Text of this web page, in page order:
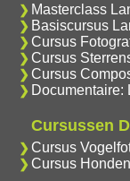
Masterclass
Basiscursus
Cursus
Cursus
Cursus
Documentaire:
Cursussen
Cursus
Cursus